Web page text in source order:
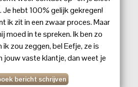
hebt 100% gelijk gekregen!
ik zit in een zwaar proces. Maar
moed in te spreken. Ik ben zo
ik zou zeggen, bel Eefje, ze is
jouw vaste klantje, dan weet je
bericht schrijven